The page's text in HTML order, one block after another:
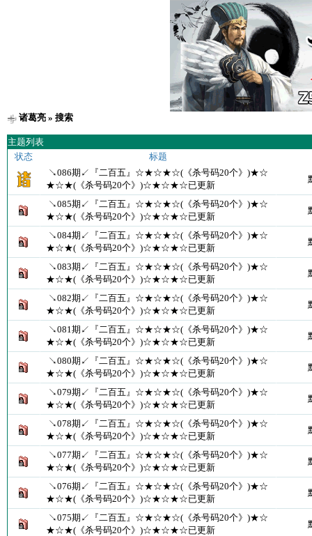
诸葛亮» 搜索
主题列表
状态
标题
↘086期↙『二百五』☆★☆★☆(《杀号码20个》)★☆
★☆★(《杀号码20个》)☆★☆★☆已更新
↘085期↙『二百五』☆★☆★☆(《杀号码20个》)★☆
★☆★(《杀号码20个》)☆★☆★☆已更新
↘084期↙『二百五』☆★☆★☆(《杀号码20个》)★☆
★☆★(《杀号码20个》)☆★☆★☆已更新
↘083期↙『二百五』☆★☆★☆(《杀号码20个》)★☆
★☆★(《杀号码20个》)☆★☆★☆已更新
↘082期↙『二百五』☆★☆★☆(《杀号码20个》)★☆
★☆★(《杀号码20个》)☆★☆★☆已更新
↘081期↙『二百五』☆★☆★☆(《杀号码20个》)★☆
★☆★(《杀号码20个》)☆★☆★☆已更新
↘080期↙『二百五』☆★☆★☆(《杀号码20个》)★☆
★☆★(《杀号码20个》)☆★☆★☆已更新
↘079期↙『二百五』☆★☆★☆(《杀号码20个》)★☆
★☆★(《杀号码20个》)☆★☆★☆已更新
↘078期↙『二百五』☆★☆★☆(《杀号码20个》)★☆
★☆★(《杀号码20个》)☆★☆★☆已更新
↘077期↙『二百五』☆★☆★☆(《杀号码20个》)★☆
★☆★(《杀号码20个》)☆★☆★☆已更新
↘076期↙『二百五』☆★☆★☆(《杀号码20个》)★☆
★☆★(《杀号码20个》)☆★☆★☆已更新
↘075期↙『二百五』☆★☆★☆(《杀号码20个》)★☆
★☆★(《杀号码20个》)☆★☆★☆已更新